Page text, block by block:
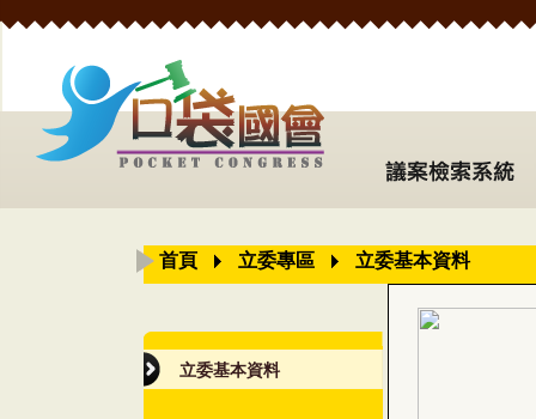
首頁 立委專區 立委基本資料
立委基本資料